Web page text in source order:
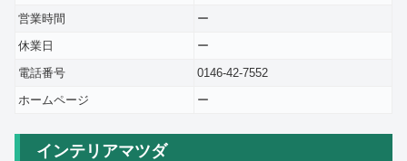
営業時間
ー
休業日
ー
電話番号
0146-42-7552
ホームページ
ー
インテリアマツダ